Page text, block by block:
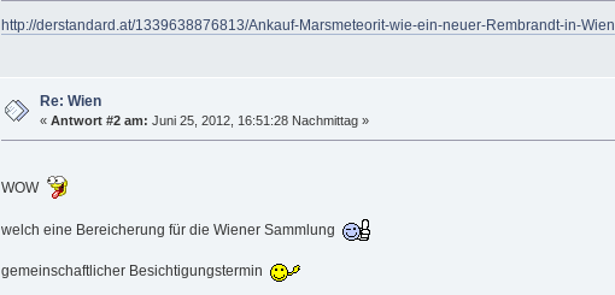
http://derstandard.at/1339638876813/Ankauf-Marsmeteorit-wie-ein-neuer-Rembrandt-in-Wien
Re: Wien
« Antwort #2 am: Juni 25, 2012, 16:51:28 Nachmittag »
WOW
welch eine Bereicherung für die Wiener Sammlung
gemeinschaftlicher Besichtigungstermin